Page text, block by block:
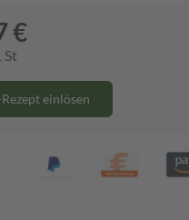
€
St
Rezept einlösen